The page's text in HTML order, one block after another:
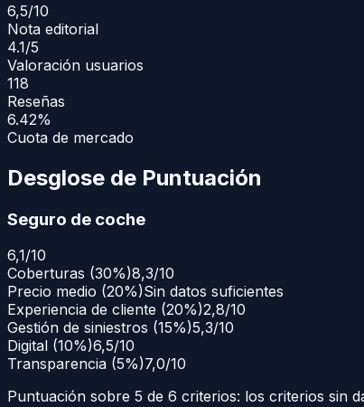
6,5/10
Nota editorial
4.1/5
Valoración usuarios
118
Reseñas
6.42%
Cuota de mercado
Desglose de Puntuación
Seguro de coche
6,1/10
Coberturas (30%)8,3/10
Precio medio (20%)Sin datos suficientes
Experiencia de cliente (20%)2,8/10
Gestión de siniestros (15%)5,3/10
Digital (10%)6,5/10
Transparencia (5%)7,0/10
Puntuación sobre 5 de 6 criterios: los criterios sin